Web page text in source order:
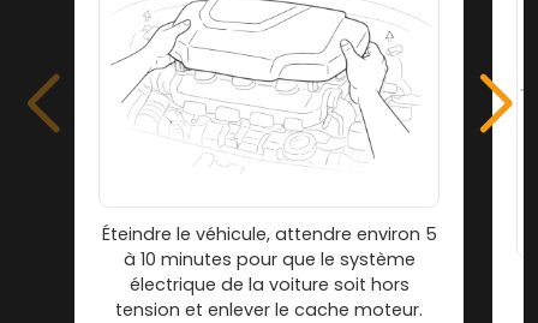
Éteindre le véhicule, attendre environ 5
à 10 minutes pour que le système
électrique de la voiture soit hors
tension et enlever le cache moteur.